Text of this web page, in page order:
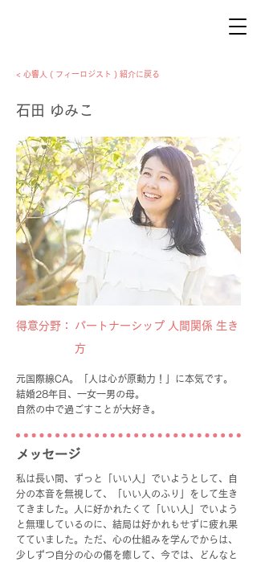
< 心響人 ( フィーロジスト ) 紹介に戻る
石田 ゆみこ
​得意分野：
パートナーシップ 人間関係 生き
方
元国際線CA。「人は心が原動力！」に本気です。
結婚28年目、一女一男の母。
自然の中で過ごすことが大好き。
​メッセージ
私は長い間、ずっと「いい人」でいようとして、自
分の本音を無視して、「いい人のふり」をして生き
てきました。人に好かれたくて「いい人」でいよう
と無理しているのに、結局は好かれもせずに疲れ果
てていました。ただ、心の仕組みを学んでからは、
少しずつ自分の心の傷を癒して、今では、どんなと